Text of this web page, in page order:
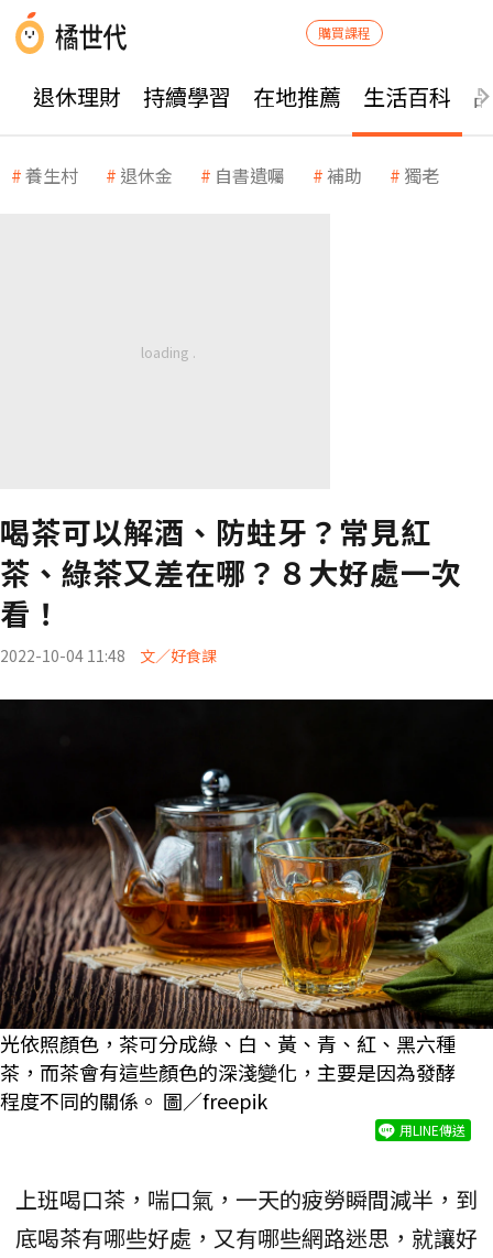
購買課程
退休理財 持續學習 在地推薦 生活百科
養生村 退休金 自書遺囑 補助 獨老
喝茶可以解酒、防蛀牙？常見紅
茶、綠茶又差在哪？８大好處一次
看！
2022-10-04 11:48 文／好食課
光依照顏色，茶可分成綠、白、黃、青、紅、黑六種
茶，而茶會有這些顏色的深淺變化，主要是因為發酵
程度不同的關係。 圖／freepik
用LINE傳送
上班喝口茶，喘口氣，一天的疲勞瞬間減半，到
底喝茶有哪些好處，又有哪些網路迷思，就讓好